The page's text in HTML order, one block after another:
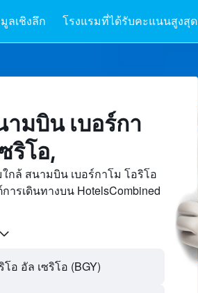
ลเชิงลึก โรงแรมที่ได้รับคะแนนสูงสุด
มบิน เบอร์กา
ริโอ,
กล้ สนามบิน เบอร์กาโม โอริโอ
ารเดินทางบน HotelsCombined